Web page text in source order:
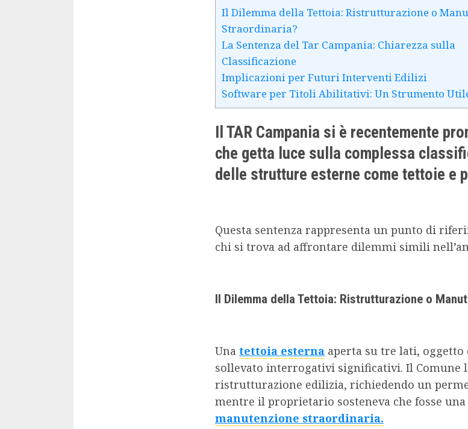
Il Dilemma della Tettoia: Ristrutturazione o
Straordinaria?
La Sentenza del Tar Campania: Chiarezza sulla
Classificazione
Implicazioni per Futuri Interventi Edilizi
Software per Titoli Abilitativi: Un Strumento
Il TAR Campania si è recentemente
che getta luce sulla complessa
delle strutture esterne come tettoie e
Questa sentenza rappresenta un punto di
chi si trova ad affrontare dilemmi simili
Il Dilemma della Tettoia: Ristrutturazione o
Una tettoia esterna aperta su tre lati, oggetto
sollevato interrogativi significativi. Il Comune
ristrutturazione edilizia, richiedendo un
mentre il proprietario sosteneva che fosse una
manutenzione straordinaria.